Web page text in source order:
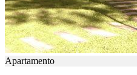
Apartamento